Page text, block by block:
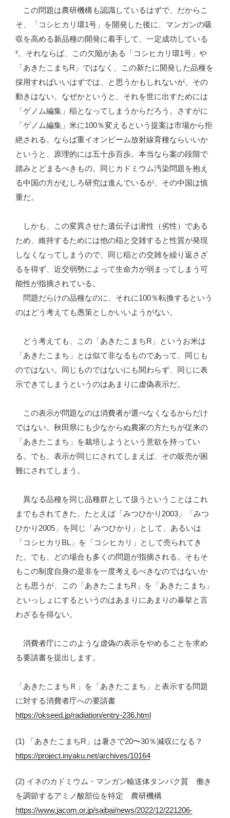
この問題は農研機構も認識しているはずで、だからこ
そ、「コシヒカリ環1号」を開発した後に、マンガンの吸
収を高める新品種の開発に着手して、一定成功している
²。それならば、この欠陥がある「コシヒカリ環1号」や
「あきたこまちR」ではなく、この新たに開発した品種を
採用すればいいはずでは、と思うかもしれないが、その
動きはない。なぜかというと、それを世に出すためには
「ゲノム編集」稲となってしまうからだろう。さすがに
「ゲノム編集」米に100％変えるという提案は市場から拒
絶される。ならば重イオンビーム放射線育種ならいいか
というと、原理的には五十歩百歩。本当なら案の段階で
踏みとどまるべきもの。同じカドミウム汚染問題を抱え
る中国の方がむしろ研究は進んでいるが、その中国は慎
重だ。
しかも、この変異させた遺伝子は潜性（劣性）である
ため、維持するためには他の稲と交雑すると性質が発現
しなくなってしまうので、同じ稲との交雑を繰り返さざ
るを得ず、近交弱勢によって生命力が弱まってしまう可
能性が指摘されている。
問題だらけの品種なのに、それに100％転換するという
のはどう考えても愚策としかいいようがない。
どう考えても、この「あきたこまちR」というお米は
「あきたこまち」とは似て非なるものであって、同じも
のではない。同じものではないにも関わらず、同じに表
示できてしまうというのはあまりに虚偽表示だ。
この表示が問題なのは消費者が選べなくなるからだけ
ではない。秋田県にも少なからぬ農家の方たちが従来の
「あきたこまち」を栽培しようという意欲を持ってい
る。でも、表示が同じにされてしまえば、その販売が困
難にされてしまう。
異なる品種を同じ品種群として扱うということはこれ
までもされてきた。たとえば「みつひかり2003」「みつ
ひかり2005」を同じ「みつひかり」として、あるいは
「コシヒカリBL」を「コシヒカリ」として売られてき
た。でも、どの場合も多くの問題が指摘される。そもそ
もこの制度自身の是非を一度考えるべきなのではないか
とも思うが、この「あきたこまちR」を「あきたこまち」
といっしょにするというのはあまりにあまりの暴挙と言
わざるを得ない。
消費者庁にこのような虚偽の表示をやめることを求め
る要請書を提出します。
「あきたこまちＲ」を「あきたこまち」と表示する問題
に対する消費者庁への要請書
https://okseed.jp/radiation/entry-236.html
(1) 「あきたこまちR」は暑さで20〜30％減収になる？
https://project.inyaku.net/archives/10164
(2) イネのカドミウム・マンガン輸送体タンパク質 働き
を調節するアミノ酸部位を特定 農研機構
https://www.jacom.or.jp/saibai/news/2022/12/221206-